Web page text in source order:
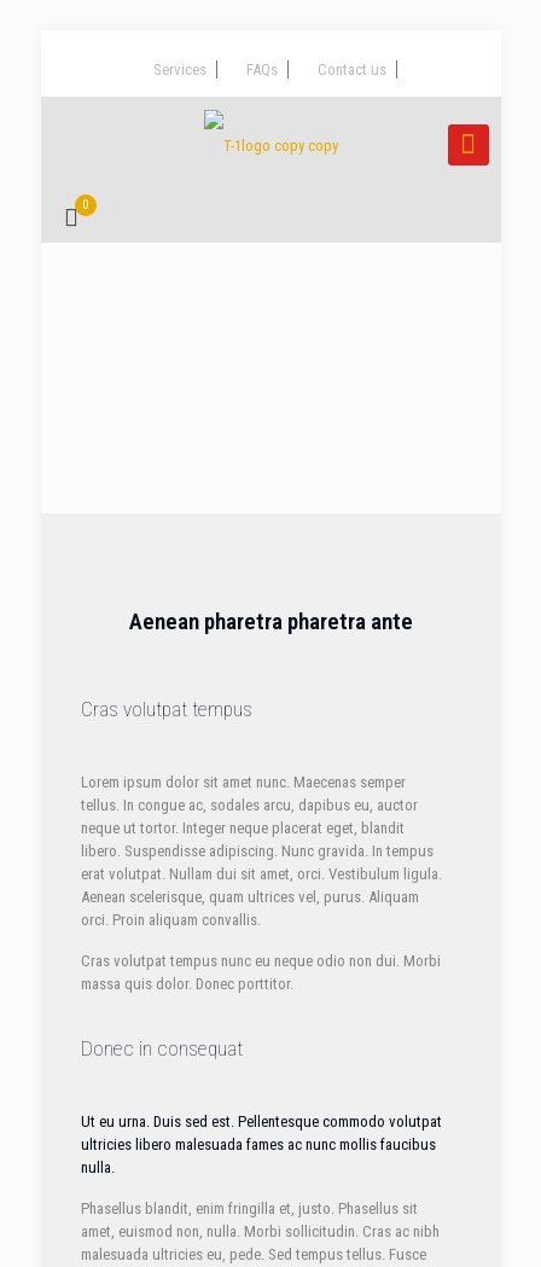
Services FAQs Contact us
0
Aenean pharetra pharetra ante
Cras volutpat tempus
Lorem ipsum dolor sit amet nunc. Maecenas semper
tellus. In congue ac, sodales arcu, dapibus eu, auctor
neque ut tortor. Integer neque placerat eget, blandit
libero. Suspendisse adipiscing. Nunc gravida. In tempus
erat volutpat. Nullam dui sit amet, orci. Vestibulum ligula.
Aenean scelerisque, quam ultrices vel, purus. Aliquam
orci. Proin aliquam convallis.
Cras volutpat tempus nunc eu neque odio non dui. Morbi
massa quis dolor. Donec porttitor.
Donec in consequat
Ut eu urna. Duis sed est. Pellentesque commodo volutpat
ultricies libero malesuada fames ac nunc mollis faucibus
nulla.
Phasellus blandit, enim fringilla et, justo. Phasellus sit
amet, euismod non, nulla. Morbi sollicitudin. Cras ac nibh
malesuada ultricies eu, pede. Sed tempus tellus. Fusce